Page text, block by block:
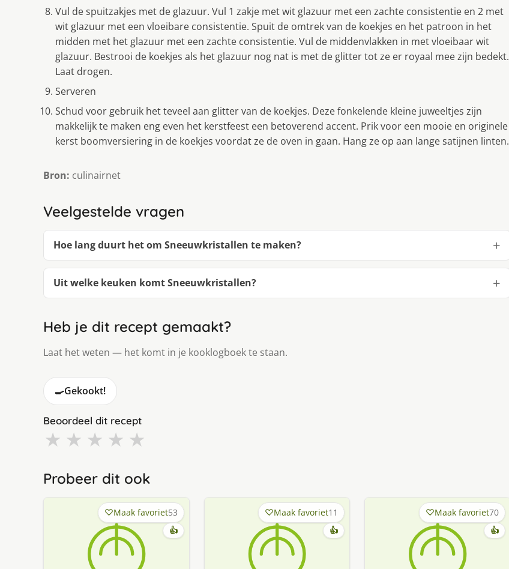
Vul de spuitzakjes met de glazuur. Vul 1 zakje met wit glazuur met een zachte consistentie en 2 met
wit glazuur met een vloeibare consistentie. Spuit de omtrek van de koekjes en het patroon in het
midden met het glazuur met een zachte consistentie. Vul de middenvlakken in met vloeibaar wit
glazuur. Bestrooi de koekjes als het glazuur nog nat is met de glitter tot ze er royaal mee zijn bedekt.
Laat drogen.
Serveren
Schud voor gebruik het teveel aan glitter van de koekjes. Deze fonkelende kleine juweeltjes zijn
makkelijk te maken eng even het kerstfeest een betoverend accent. Prik voor een mooie en originele
kerst boomversiering in de koekjes voordat ze de oven in gaan. Hang ze op aan lange satijnen linten.
Bron: culinairnet
Veelgestelde vragen
Hoe lang duurt het om Sneeuwkristallen te maken?
Uit welke keuken komt Sneeuwkristallen?
Heb je dit recept gemaakt?
Laat het weten — het komt in je kooklogboek te staan.
🍳Gekookt!
Beoordeel dit recept
★ ★ ★ ★ ★
Probeer dit ook
Maak favoriet53
👍
Maak favoriet11
👍
Maak favoriet70
👍